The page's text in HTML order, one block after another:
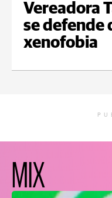
Vereadora
se defende
xenofobia
MIX